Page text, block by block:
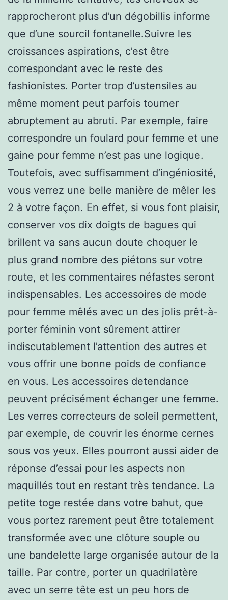
rapprocheront plus d’un dégobillis informe
que d’une sourcil fontanelle.Suivre les
croissances aspirations, c’est être
correspondant avec le reste des
fashionistes. Porter trop d’ustensiles au
même moment peut parfois tourner
abruptement au abruti. Par exemple, faire
correspondre un foulard pour femme et une
gaine pour femme n’est pas une logique.
Toutefois, avec suffisamment d’ingéniosité,
vous verrez une belle manière de mêler les
2 à votre façon. En effet, si vous font plaisir,
conserver vos dix doigts de bagues qui
brillent va sans aucun doute choquer le
plus grand nombre des piétons sur votre
route, et les commentaires néfastes seront
indispensables. Les accessoires de mode
pour femme mêlés avec un des jolis prêt-à-
porter féminin vont sûrement attirer
indiscutablement l’attention des autres et
vous offrir une bonne poids de confiance
en vous. Les accessoires detendance
peuvent précisément échanger une femme.
Les verres correcteurs de soleil permettent,
par exemple, de couvrir les énorme cernes
sous vos yeux. Elles pourront aussi aider de
réponse d’essai pour les aspects non
maquillés tout en restant très tendance. La
petite toge restée dans votre bahut, que
vous portez rarement peut être totalement
transformée avec une clôture souple ou
une bandelette large organisée autour de la
taille. Par contre, porter un quadrilatère
avec un serre tête est un peu hors de